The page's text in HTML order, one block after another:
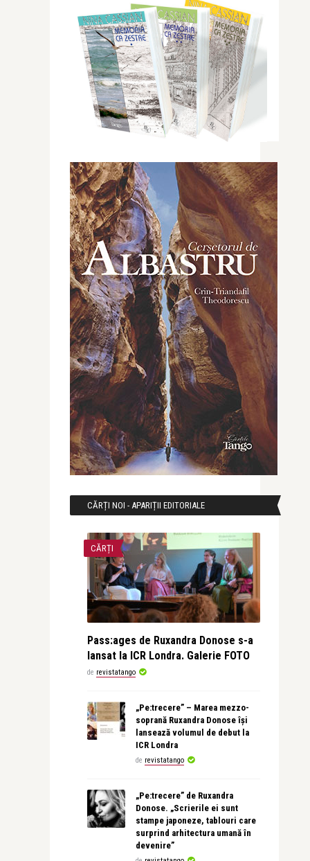
CĂRȚI NOI - APARIȚII EDITORIALE
CĂRȚI
Pass:ages de Ruxandra Donose s-a
lansat la ICR Londra. Galerie FOTO
de revistatango
„Pe:trecere” – Marea mezzo-
soprană Ruxandra Donose își
lansează volumul de debut la
ICR Londra
de revistatango
„Pe:trecere” de Ruxandra
Donose. „Scrierile ei sunt
stampe japoneze, tablouri care
surprind arhitectura umană în
devenire”